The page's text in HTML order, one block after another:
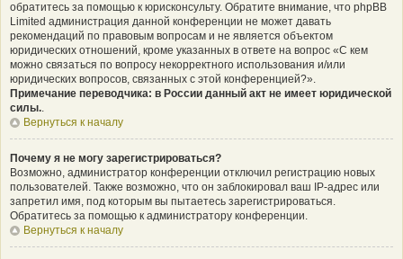
обратитесь за помощью к юрисконсульту. Обратите внимание, что phpBB
Limited администрация данной конференции не может давать
рекомендаций по правовым вопросам и не является объектом
юридических отношений, кроме указанных в ответе на вопрос «С кем
можно связаться по вопросу некорректного использования и/или
юридических вопросов, связанных с этой конференцией?».
Примечание переводчика: в России данный акт не имеет юридической
силы..
Вернуться к началу
Почему я не могу зарегистрироваться?
Возможно, администратор конференции отключил регистрацию новых
пользователей. Также возможно, что он заблокировал ваш IP-адрес или
запретил имя, под которым вы пытаетесь зарегистрироваться.
Обратитесь за помощью к администратору конференции.
Вернуться к началу